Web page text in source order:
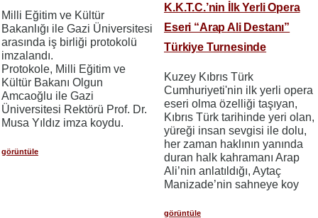
Milli Eğitim ve Kültür
Bakanlığı ile Gazi Üniversitesi
arasında iş birliği protokolü
imzalandı.
Protokole, Milli Eğitim ve
Kültür Bakanı Olgun
Amcaoğlu ile Gazi
Üniversitesi Rektörü Prof. Dr.
Musa Yıldız imza koydu.
görüntüle
K.K.T.C.’nin İlk Yerli Opera
Eseri “Arap Ali Destanı”
Türkiye Turnesinde
Kuzey Kıbrıs Türk
Cumhuriyeti'nin ilk yerli opera
eseri olma özelliği taşıyan,
Kıbrıs Türk tarihinde yeri olan,
yüreği insan sevgisi ile dolu,
her zaman haklının yanında
duran halk kahramanı Arap
Ali’nin anlatıldığı, Aytaç
Manizade’nin sahneye koy
görüntüle